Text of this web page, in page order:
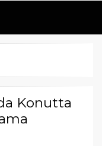
Konutta